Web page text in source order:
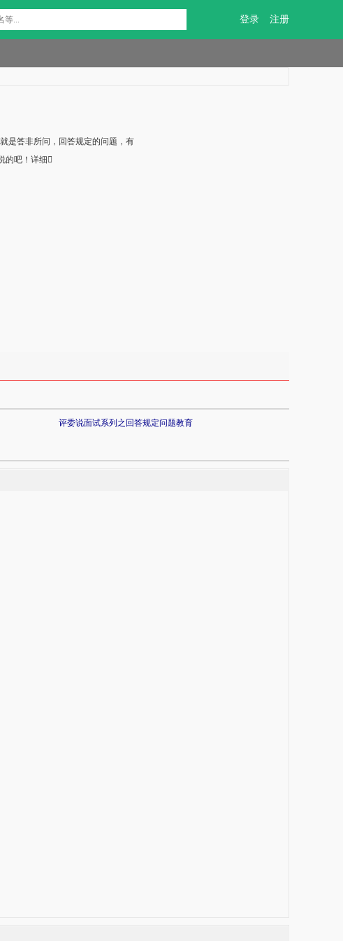
登录 注册
是答非所问，回答规定的问题，有
的吧！详细
评委说面试系列之回答规定问题教育